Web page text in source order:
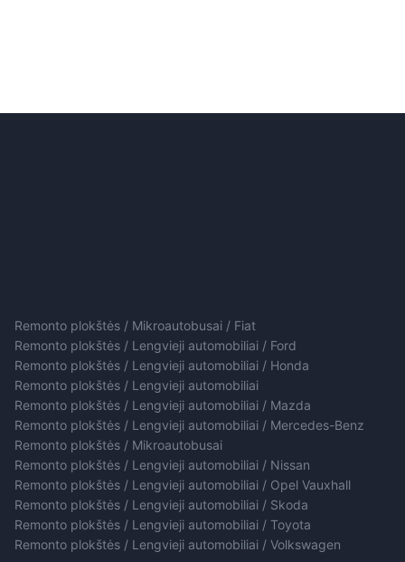
Remonto plokštės / Mikroautobusai / Fiat
Remonto plokštės / Lengvieji automobiliai / Ford
Remonto plokštės / Lengvieji automobiliai / Honda
Remonto plokštės / Lengvieji automobiliai
Remonto plokštės / Lengvieji automobiliai / Mazda
Remonto plokštės / Lengvieji automobiliai / Mercedes-Benz
Remonto plokštės / Mikroautobusai
Remonto plokštės / Lengvieji automobiliai / Nissan
Remonto plokštės / Lengvieji automobiliai / Opel Vauxhall
Remonto plokštės / Lengvieji automobiliai / Skoda
Remonto plokštės / Lengvieji automobiliai / Toyota
Remonto plokštės / Lengvieji automobiliai / Volkswagen